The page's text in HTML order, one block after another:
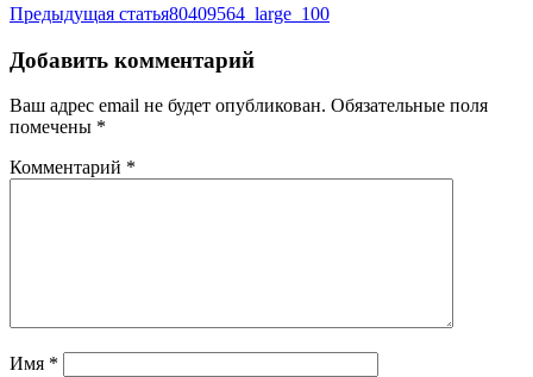
Навигация
по
записям
Предыдущая статья80409564_large_100
Добавить комментарий
Ваш адрес email не будет опубликован. Обязательные поля
помечены *
Комментарий *
Имя *